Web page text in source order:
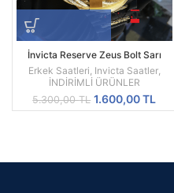
İnvicta Reserve Zeus Bolt Sarı
Kadran Replika Erkek Kol Saati
Erkek Saatleri Invicta Saatler,
İNDİRİMLİ ÜRÜNLER
5.300,00TL Orijinal
fiyat:
1.600,00TL